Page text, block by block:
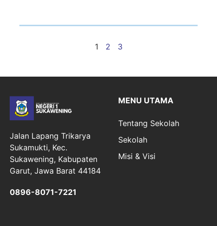
1 2 3
Jalan Lapang Trikarya
Sukamukti, Kec.
Sukawening, Kabupaten
Garut, Jawa Barat 44184
0896-8071-7221
MENU UTAMA
Tentang Sekolah
Sekolah
Misi & Visi